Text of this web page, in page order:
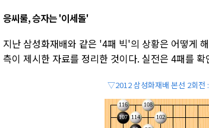
응씨룰, 승자는 '이세돌'
지난 삼성화재배와 같은 '4패 빅'의 상황은 어떻게
측이 제시한 자료를 정리한 것이다. 실전은 4패를
▽2012 삼성화재배 본선 2회